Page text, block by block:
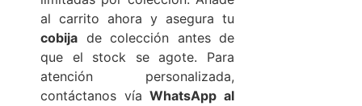
al carrito ahora y asegura tu
cobija de colección antes de
que el stock se agote. Para
atención personalizada,
contáctanos víaWhatsApp al